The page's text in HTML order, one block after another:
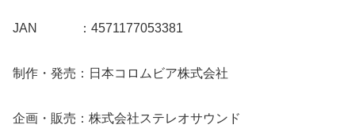
JAN ：4571177053381
制作・発売：日本コロムビア株式会社
企画・販売：株式会社ステレオサウンド